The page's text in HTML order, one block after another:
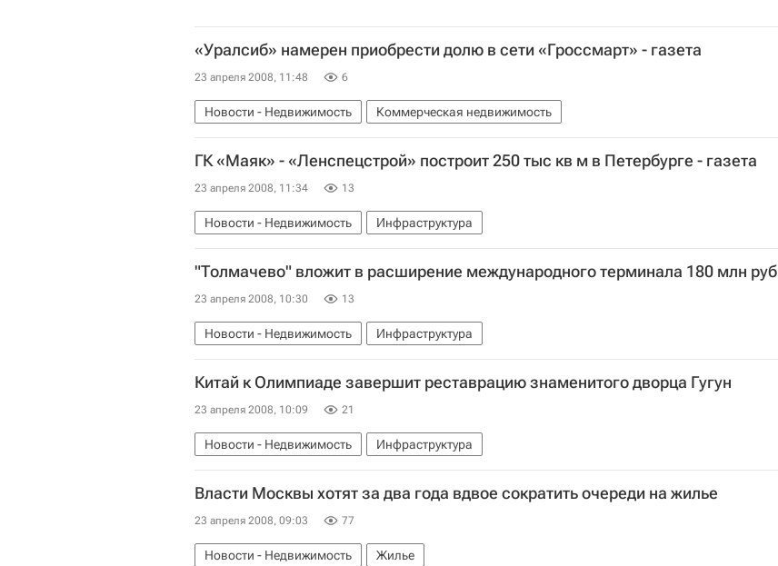
«Уралсиб» намерен приобрести долю в сети «Гроссмарт» - газета
23 апреля 2008, 11:48 6
Новости - Недвижимость Коммерческая недвижимость
ГК «Маяк» - «Ленспецстрой» построит 250 тыс кв м в Петербурге - газета
23 апреля 2008, 11:34 13
Новости - Недвижимость Инфраструктура
"Толмачево" вложит в расширение международного терминала 180 млн руб
23 апреля 2008, 10:30 13
Новости - Недвижимость Инфраструктура
Китай к Олимпиаде завершит реставрацию знаменитого дворца Гугун
23 апреля 2008, 10:09 21
Новости - Недвижимость Инфраструктура
Власти Москвы хотят за два года вдвое сократить очереди на жилье
23 апреля 2008, 09:03 77
Новости - Недвижимость Жилье